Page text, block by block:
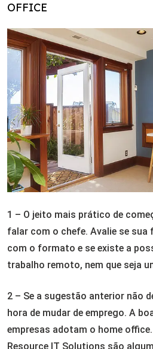
OFFICE
1 – O jeito mais prático de
falar com o chefe. Avalie se sua
com o formato e se existe a
trabalho remoto, nem que seja
2 – Se a sugestão anterior não
hora de mudar de emprego. A
empresas adotam o home office.
Resource IT Solutions são